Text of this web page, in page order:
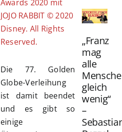
Awards 2020 mit
JOJO RABBIT © 2020
Disney. All Rights
Reserved.
Die 77. Golden
Globe-Verleihung
ist damit beendet
und es gibt so
einige
„Franz
mag
alle
gleich
wenig“
–